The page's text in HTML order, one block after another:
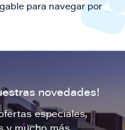
para navegar por
novedades!
especiales,